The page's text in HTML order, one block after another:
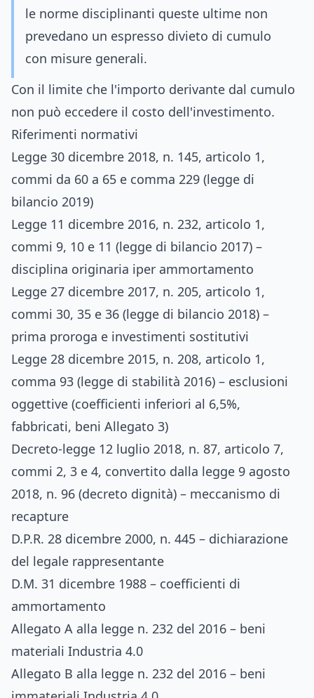
le norme disciplinanti queste ultime non
prevedano un espresso divieto di cumulo
con misure generali.
Con il limite che l'importo derivante dal cumulo
non può eccedere il costo dell'investimento.
Riferimenti normativi
Legge 30 dicembre 2018, n. 145, articolo 1,
commi da 60 a 65 e comma 229 (legge di
bilancio 2019)
Legge 11 dicembre 2016, n. 232, articolo 1,
commi 9, 10 e 11 (legge di bilancio 2017) –
disciplina originaria iper ammortamento
Legge 27 dicembre 2017, n. 205, articolo 1,
commi 30, 35 e 36 (legge di bilancio 2018) –
prima proroga e investimenti sostitutivi
Legge 28 dicembre 2015, n. 208, articolo 1,
comma 93 (legge di stabilità 2016) – esclusioni
oggettive (coefficienti inferiori al 6,5%,
fabbricati, beni Allegato 3)
Decreto-legge 12 luglio 2018, n. 87, articolo 7,
commi 2, 3 e 4, convertito dalla legge 9 agosto
2018, n. 96 (decreto dignità) – meccanismo di
recapture
D.P.R. 28 dicembre 2000, n. 445 – dichiarazione
del legale rappresentante
D.M. 31 dicembre 1988 – coefficienti di
ammortamento
Allegato A alla legge n. 232 del 2016 – beni
materiali Industria 4.0
Allegato B alla legge n. 232 del 2016 – beni